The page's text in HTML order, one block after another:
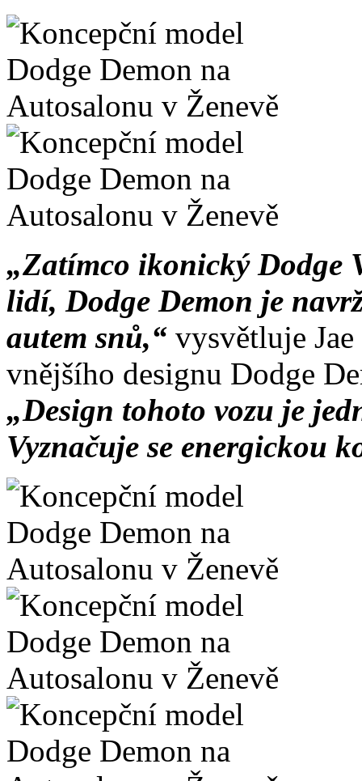
„Zatímco ikonický Dodge
lidí, Dodge Demon je
autem snů,“ vysvětluje
vnějšího designu Dodge
„Design tohoto vozu je
Vyznačuje se energickou